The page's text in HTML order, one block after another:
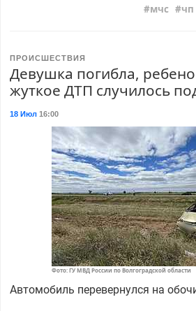
мчс чп
ПРОИСШЕСТВИЯ
Девушка погибла,
жуткое ДТП случилось
18 Июл16:00
Фото: ГУ МВД России по Волгоградской области
Автомобиль перевернулся на